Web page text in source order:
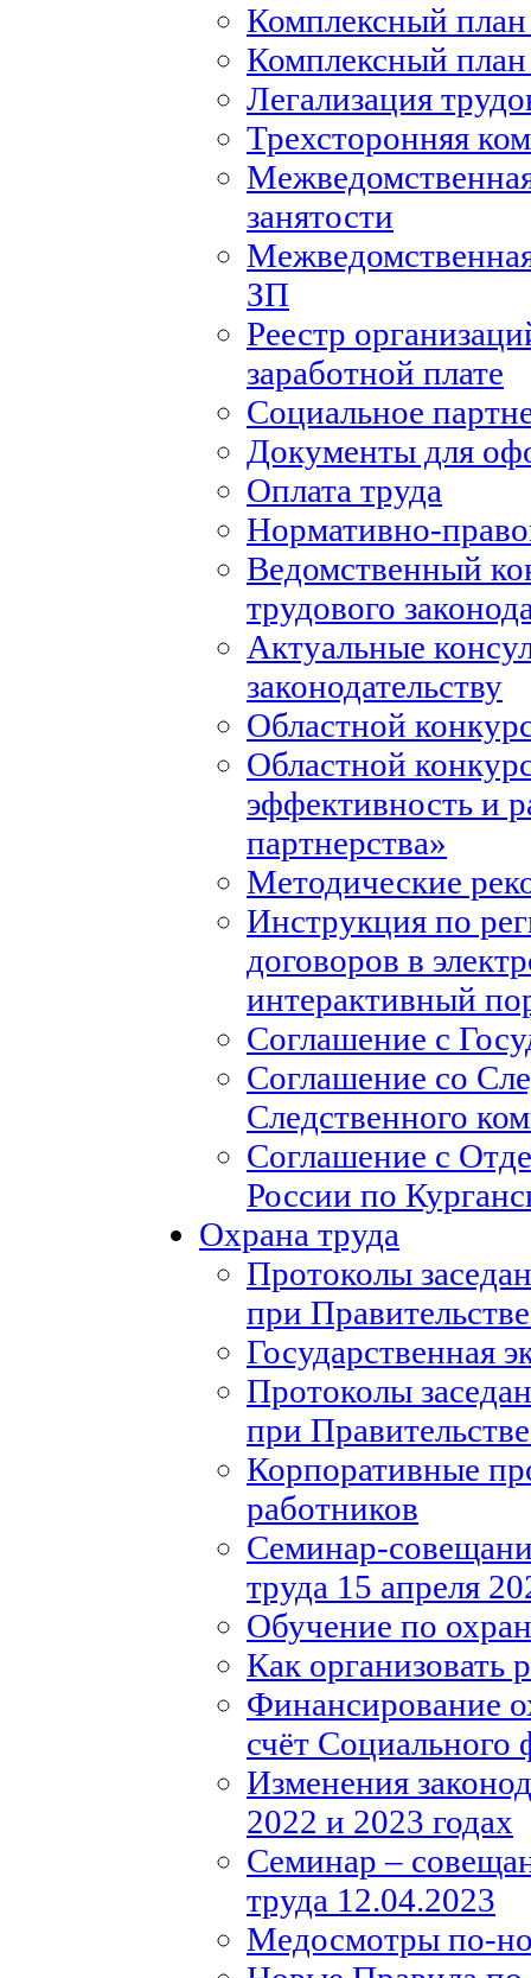
Комплексный
Комплексный
Легализация
Трехсторонняя
занятости
ЗП
Реестр
заработной плате
Социальное
Документы для
Оплата труда
Нормативно-
Ведомственный
трудового
Актуальные
законодательству
Областной
Областной
эффективность и
партнерства»
Методические
Инструкция по
договоров в
интерактивный
Соглашение с
Соглашение со
Следственного
Соглашение с
России по
Охрана труда
Протоколы
при
Государственная
Протоколы
при
Корпоративные
работников
Семинар-
труда 15 апреля
Обучение по
Как организовать
Финансирование
счёт Социального
Изменения
2022 и 2023 годах
Семинар –
труда 12.04.2023
Медосмотры по-